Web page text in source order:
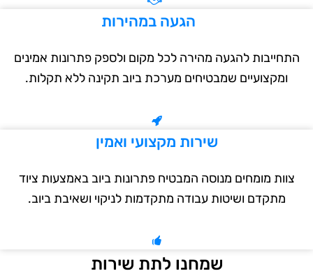
הגעה במהירות
להגעה מהירה לכל מקום ולספק פתרונות אמינים
ומקצועיים שמבטיחים מערכת ביוב תקינה ללא תקלות.
שירות מקצועי ואמין
צוות מומחים מנוסה המבטיח פתרונות ביוב באמצעות ציוד
מתקדם ושיטות עבודה מתקדמות לניקוי ושאיבת ביוב.
שמחנו לתת שירות